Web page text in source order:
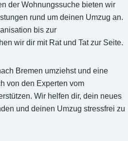
der Wohnungssuche bieten wir
rund um deinen Umzug an.
bis zur
wir dir mit Rat und Tat zur Seite.
Bremen umziehst und eine
von den Experten vom
Wir helfen dir, dein neues
und deinen Umzug stressfrei zu